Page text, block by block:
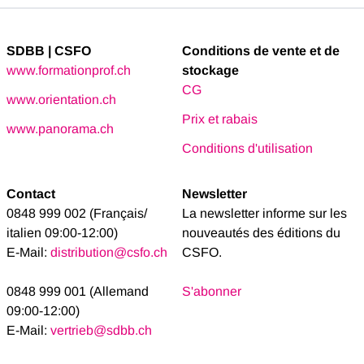
SDBB | CSFO
www.formationprof.ch
www.orientation.ch
www.panorama.ch
Conditions de vente et de
stockage
CG
Prix et rabais
Conditions d'utilisation
Contact
0848 999 002 (Français/
italien 09:00-12:00)
E-Mail: distribution@csfo.ch
0848 999 001 (Allemand
09:00-12:00)
E-Mail: vertrieb@sdbb.ch
Newsletter
La newsletter informe sur les
nouveautés des éditions du
CSFO.
S'abonner